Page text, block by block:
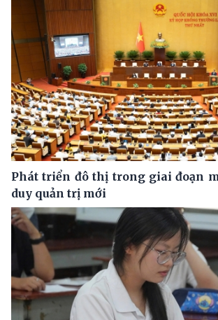
Phát triển đô thị trong giai đoạn
duy quản trị mới